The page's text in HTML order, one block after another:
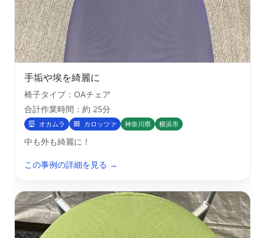
手垢や埃を綺麗に
椅子タイプ：OAチェア
合計作業時間：約 25分
オカムラ カロッツァ 神奈川県 横浜市
中も外も綺麗に！
この事例の詳細を見る →